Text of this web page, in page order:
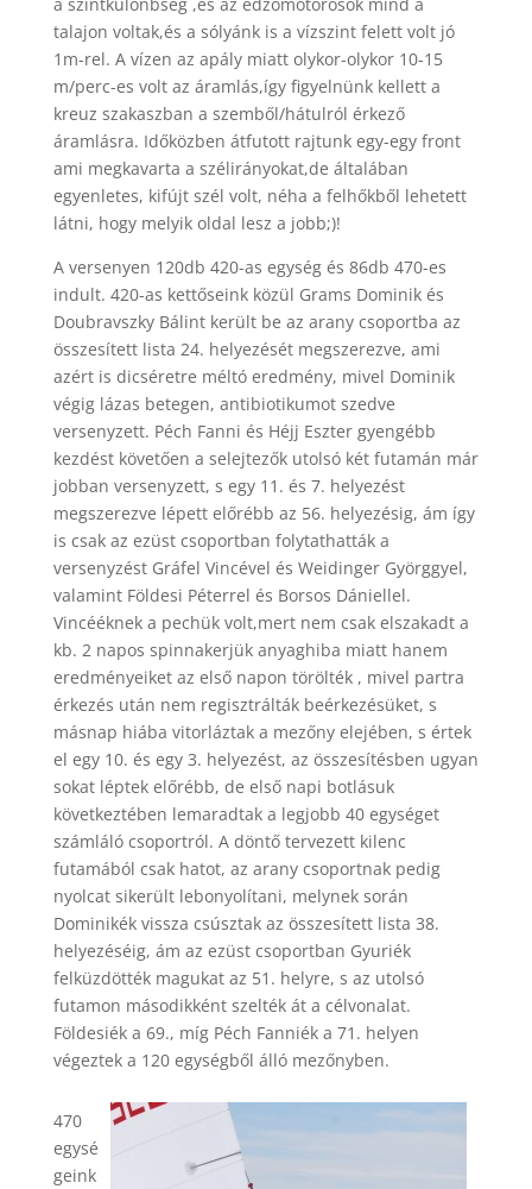
talajon voltak,és a sólyánk is a vízszint felett volt jó
1m-rel. A vízen az apály miatt olykor-olykor 10-15
m/perc-es volt az áramlás,így figyelnünk kellett a
kreuz szakaszban a szemből/hátulról érkező
áramlásra. Időközben átfutott rajtunk egy-egy front
ami megkavarta a szélirányokat,de általában
egyenletes, kifújt szél volt, néha a felhőkből lehetett
látni, hogy melyik oldal lesz a jobb;)!
A versenyen 120db 420-as egység és 86db 470-es
indult. 420-as kettőseink közül Grams Dominik és
Doubravszky Bálint került be az arany csoportba az
összesített lista 24. helyezését megszerezve, ami
azért is dicséretre méltó eredmény, mivel Dominik
végig lázas betegen, antibiotikumot szedve
versenyzett. Péch Fanni és Héjj Eszter gyengébb
kezdést követően a selejtezők utolsó két futamán már
jobban versenyzett, s egy 11. és 7. helyezést
megszerezve lépett előrébb az 56. helyezésig, ám így
is csak az ezüst csoportban folytathatták a
versenyzést Gráfel Vincével és Weidinger Györggyel,
valamint Földesi Péterrel és Borsos Dániellel.
Vincééknek a pechük volt,mert nem csak elszakadt a
kb. 2 napos spinnakerjük anyaghiba miatt hanem
eredményeiket az első napon törölték , mivel partra
érkezés után nem regisztrálták beérkezésüket, s
másnap hiába vitorláztak a mezőny elejében, s értek
el egy 10. és egy 3. helyezést, az összesítésben ugyan
sokat léptek előrébb, de első napi botlásuk
következtében lemaradtak a legjobb 40 egységet
számláló csoportról. A döntő tervezett kilenc
futamából csak hatot, az arany csoportnak pedig
nyolcat sikerült lebonyolítani, melynek során
Dominikék vissza csúsztak az összesített lista 38.
helyezéséig, ám az ezüst csoportban Gyuriék
felküzdötték magukat az 51. helyre, s az utolsó
futamon másodikként szelték át a célvonalat.
Földesiék a 69., míg Péch Fanniék a 71. helyen
végeztek a 120 egységből álló mezőnyben.
470
egysé
geink